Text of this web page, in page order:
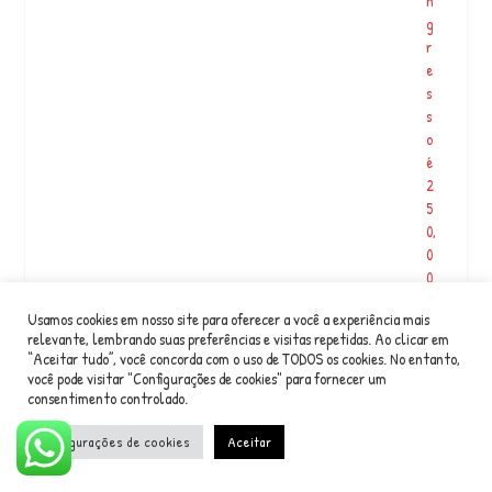
e
r
c
a
T
e
m
p
o
…
g
r
e
s
s
o
é
2
5
0,
0
0.
a
ç
a
Usamos cookies em nosso site para oferecer a você a experiência mais
relevante, lembrando suas preferências e visitas repetidas. Ao clicar em
“Aceitar tudo”, você concorda com o uso de TODOS os cookies. No entanto,
você pode visitar "Configurações de cookies" para fornecer um
consentimento controlado.
Configurações de cookies Aceitar